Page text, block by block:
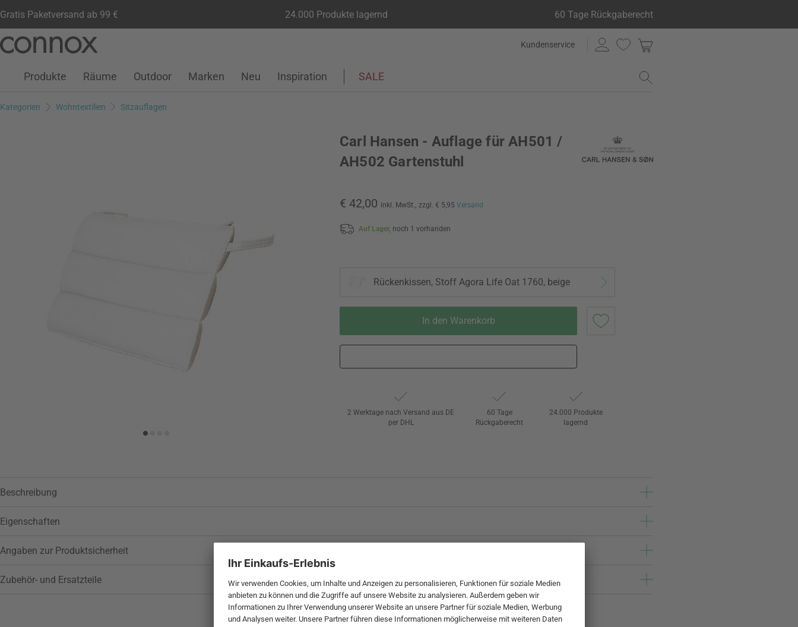
Gratis Paketversand ab 99 € 24.000 Produkte lagernd 60 Tage Rückgaberecht
Seiteninhalt
Suchfeld
Kundenservice
Kundenkonto
Wunschliste
Warenkorb
Produkte Räume Outdoor Marken Neu Inspiration SALE
Kategorien Wohntextilien Sitzauflagen
Carl Hansen - Auflage für AH501 /
AH502 Gartenstuhl
€ 42,00 inkl. MwSt., zzgl. € 5,95 Versand
Auf Lager, noch 1 vorhanden
Rückenkissen, Stoff Agora Life Oat 1760, beige
In den Warenkorb
2 Werktage nach Versand aus DE
per DHL
60 Tage
Rückgaberecht
24.000 Produkte
lagernd
Beschreibung
Eigenschaften
Angaben zur Produktsicherheit
Zubehör- und Ersatzteile